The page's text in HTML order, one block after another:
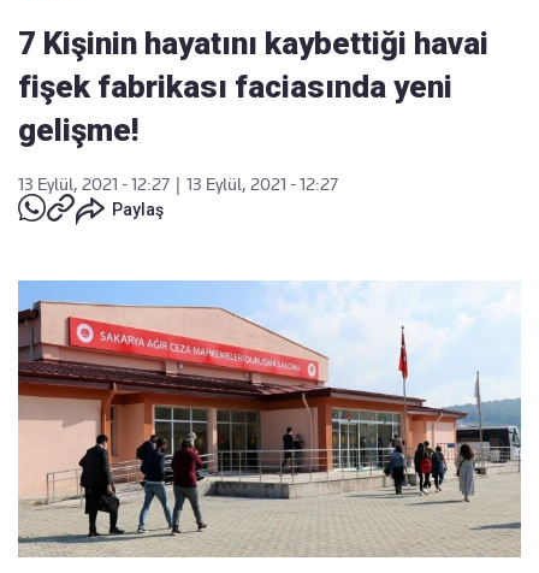
7 Kişinin hayatını kaybettiği havai
fişek fabrikası faciasında yeni
gelişme!
13 Eylül, 2021 - 12:27
13 Eylül, 2021 - 12:27
Paylaş